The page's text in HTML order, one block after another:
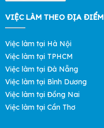
VIỆC LÀM THEO ĐỊA ĐIỂM
Việc làm tại Hà Nội
Việc làm tại TPHCM
Việc làm tại Đà Nẵng
Việc làm tại Bình Dương
Việc làm tại Đồng Nai
Việc làm tại Cần Thơ